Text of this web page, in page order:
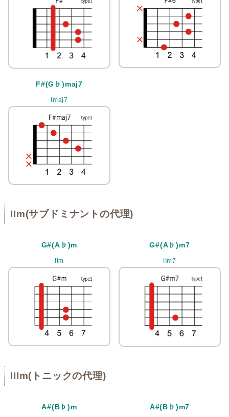
F#(G♭)maj7
Imaj7
IIm(サブドミナントの代理)
G#(A♭)m
IIm
G#(A♭)m7
IIm7
IIIm(トニックの代理)
A#(B♭)m A#(B♭)m7